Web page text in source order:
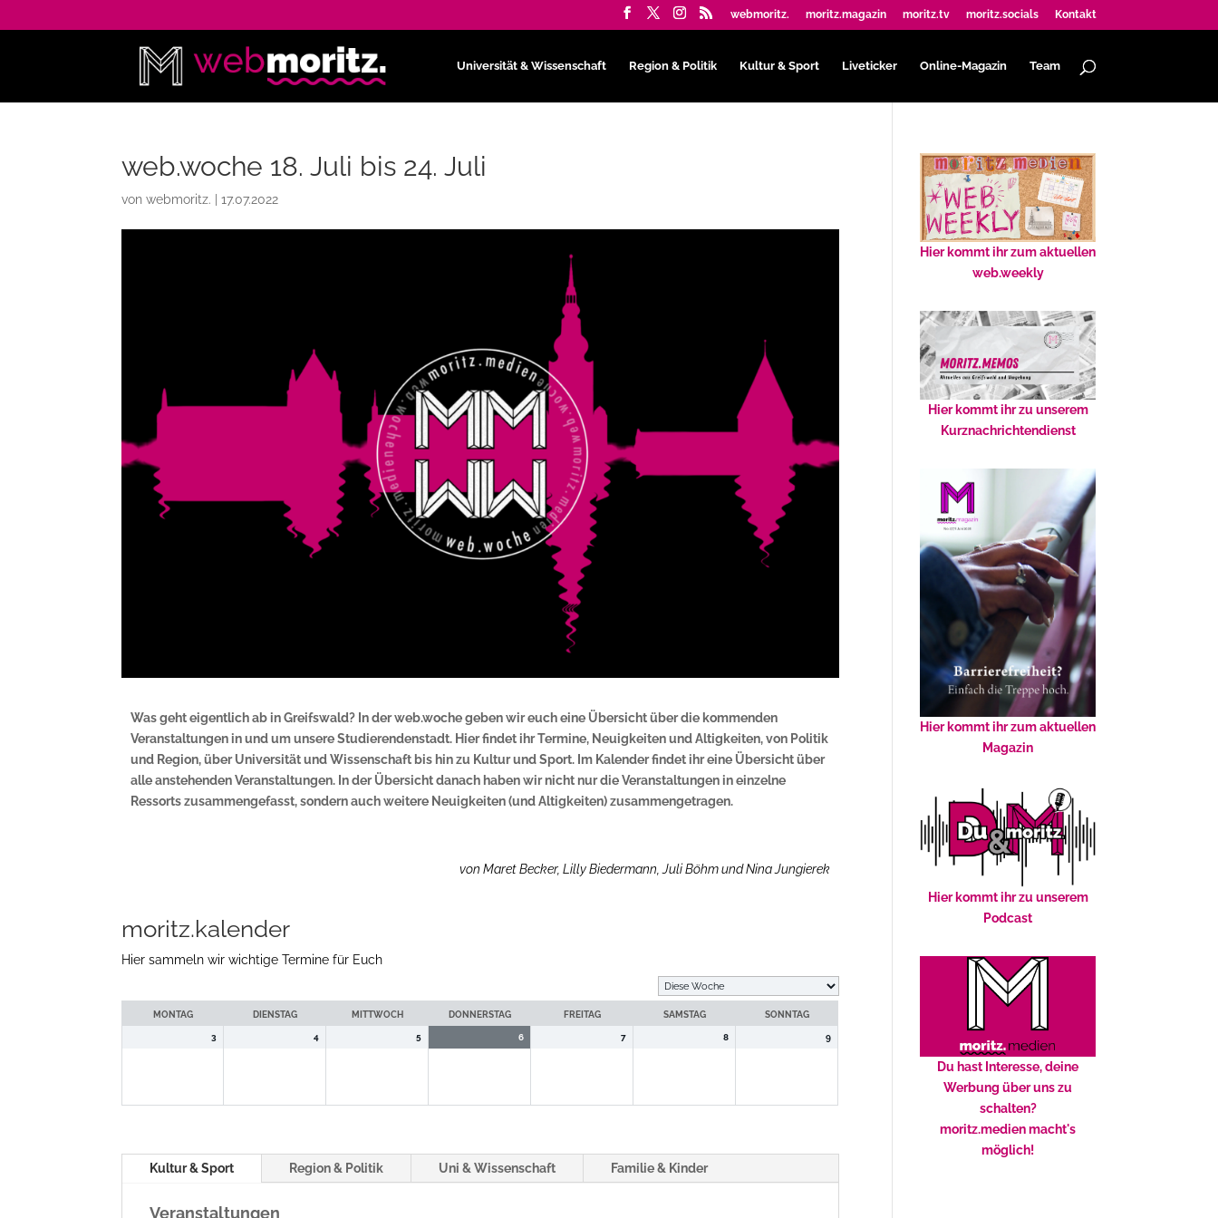
webmoritz. moritz.magazin moritz.tv moritz.socials Kontakt
Universität & Wissenschaft Region & Politik Kultur & Sport Liveticker Online-Magazin Team
web.woche 18. Juli bis 24. Juli
vonwebmoritz. |17.07.2022
Was geht eigentlich ab in Greifswald? In der web.woche geben wir euch eine Übersicht über die kommenden
Veranstaltungen in und um unsere Studierendenstadt. Hier findet ihr Termine, Neuigkeiten und Altigkeiten, von Politik
und Region, über Universität und Wissenschaft bis hin zu Kultur und Sport. Im Kalender findet ihr eine Übersicht über
alle anstehenden Veranstaltungen. In der Übersicht danach haben wir nicht nur die Veranstaltungen in einzelne
Ressorts zusammengefasst, sondern auch weitere Neuigkeiten (und Altigkeiten) zusammengetragen.
von Maret Becker, Lilly Biedermann, Juli Böhm und Nina Jungierek
moritz.kalender
Hier sammeln wir wichtige Termine für Euch
der
WocheMONTAG DIENSTAG MITTWOCH DONNERSTAG FREITAG SAMSTAG SONNTAG
3 4 5 6 7 8 9
Kultur & Sport Region & Politik Uni & Wissenschaft Familie & Kinder
Veranstaltungen
Hier kommt ihr zum aktuellen
web.weekly
Hier kommt ihr zu unserem
Kurznachrichtendienst
Hier kommt ihr zum aktuellen
Magazin
Hier kommt ihr zu unserem
Podcast
Du hast Interesse, deine
Werbung über uns zu
schalten?
moritz.medien macht's
möglich!